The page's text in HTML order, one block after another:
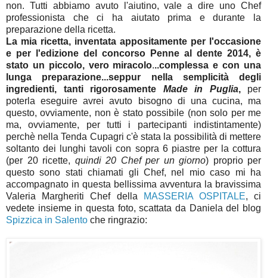
non. Tutti abbiamo avuto l'aiutino, vale a dire uno Chef
professionista che ci ha aiutato prima e durante la
preparazione della ricetta.
La mia ricetta, inventata appositamente per l'occasione
e per l'edizione del concorso Penne al dente 2014, è
stato un piccolo, vero miracolo...complessa e con una
lunga preparazione...seppur nella semplicità degli
ingredienti, tanti rigorosamente Made in Puglia, per
poterla eseguire avrei avuto bisogno di una cucina, ma
questo, ovviamente, non è stato possibile (non solo per me
ma, ovviamente, per tutti i partecipanti indistintamente)
perchè nella Tenda Cupagri c'è stata la possibilità di mettere
soltanto dei lunghi tavoli con sopra 6 piastre per la cottura
(per 20 ricette, quindi 20 Chef per un giorno) proprio per
questo sono stati chiamati gli Chef, nel mio caso mi ha
accompagnato in questa bellissima avventura la bravissima
Valeria Margheriti Chef della
MASSERIA OSPITALE, ci
vedete insieme in questa foto, scattata da Daniela del blog
Spizzica in Salento che ringrazio: